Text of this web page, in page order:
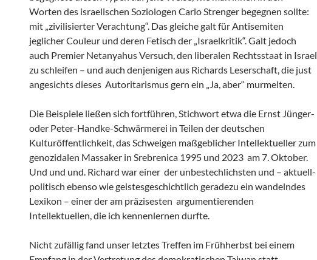
Worten des israelischen Soziologen Carlo Strenger begegnen sollte:
mit „zivilisierter Verachtung“. Das gleiche galt für Antisemiten
jeglicher Couleur und deren Fetisch der „Israelkritik“. Galt jedoch
auch Premier Netanyahus Versuch, den liberalen Rechtsstaat in Israel
zu schleifen – und auch denjenigen aus Richards Leserschaft, die just
angesichts dieses Autoritarismus gern ein „Ja, aber“ murmelten.
Die Beispiele ließen sich fortführen, Stichwort etwa die Ernst Jünger-
oder Peter-Handke-Schwärmerei in Teilen der deutschen
Kulturöffentlichkeit, das Schweigen maßgeblicher Intellektueller zum
genozidalen Massaker in Srebrenica 1995 und 2023 am 7. Oktober.
Und und und. Richard war einer der unbestechlichsten und – aktuell-
politisch ebenso wie geistesgeschichtlich geradezu ein wandelndes
Lexikon – einer der am präzisesten argumentierenden
Intellektuellen, die ich kennenlernen durfte.
Nicht zufällig fand unser letztes Treffen im Frühherbst bei einem